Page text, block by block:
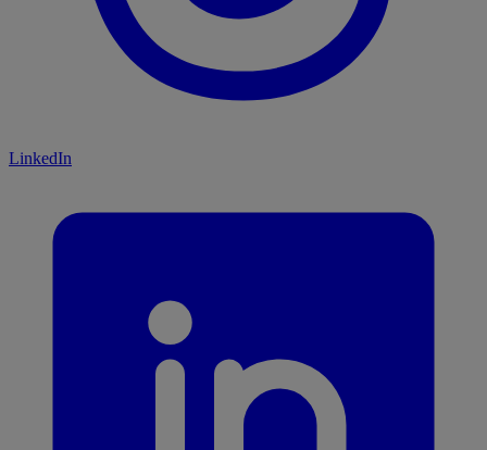
LinkedIn